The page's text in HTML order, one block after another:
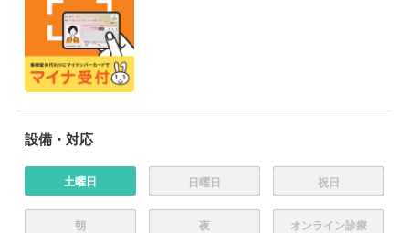
設備・対応
土曜日 日曜日 祝日
朝 夜 オンライン診療